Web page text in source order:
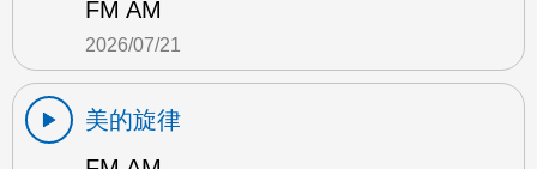
FM AM
2026/07/21
美的旋律